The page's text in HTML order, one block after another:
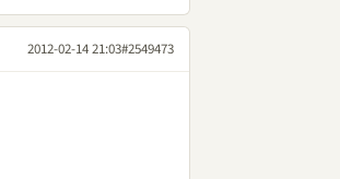
2012-02-14 21:03#2549473